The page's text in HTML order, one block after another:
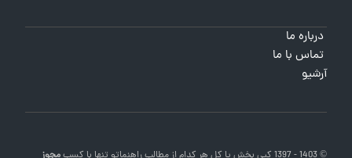
درباره ما
تماس با ما
آرشیو